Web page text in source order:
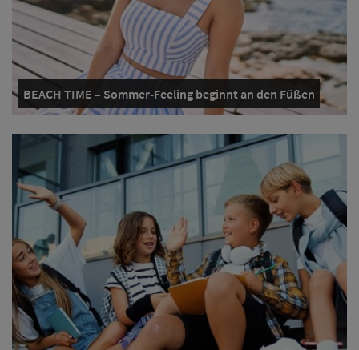
BEACH TIME – Sommer-Feeling beginnt an den Füßen